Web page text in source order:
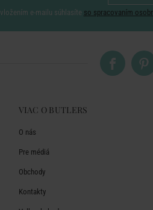
vložením e-mailu súhlasíte so spracovaním
VIAC O BUTLERS
O nás
Pre médiá
Obchody
Kontakty